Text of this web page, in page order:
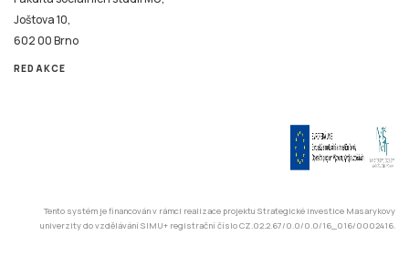
Joštova 10,
602 00 Brno
REDAKCE
Tento systém je financován v rámci realizace projektu Strategické investice Masarykovy
univerzity do vzdělávání SIMU+ registrační číslo CZ.02.2.67/0.0/0.0/16_016/0002416.